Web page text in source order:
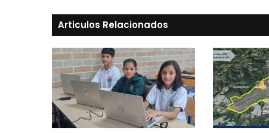
Articulos Relacionados